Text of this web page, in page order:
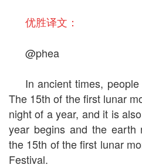
优胜译文：
@phea
In ancient times,
The 15th of the first lunar
night of a year, and it is
year begins and the earth
the 15th of the first lunar
Festival.